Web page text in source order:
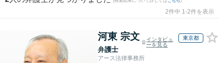
2件中 1-2件を表示
河東 宗文
弁護士
インタビュ
ーを見る
東京都
アース法律事務所